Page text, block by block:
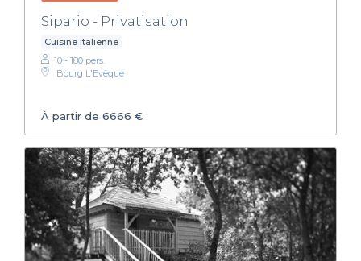
Sipario - Privatisation
Cuisine italienne
10 - 180 pers.
Bourg L'Evêque
À partir de 6666 €